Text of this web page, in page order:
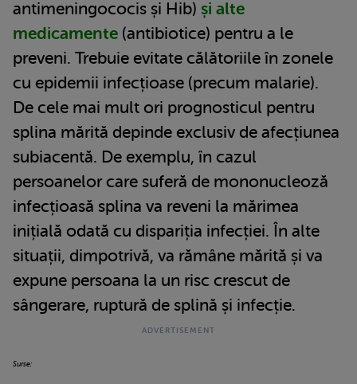
antimeningococis și Hib) și alte
medicamente (antibiotice) pentru a le
preveni. Trebuie evitate călătoriile în zonele
cu epidemii infecțioase (precum malarie).
De cele mai mult ori prognosticul pentru
splina mărită depinde exclusiv de afecțiunea
subiacentă. De exemplu, în cazul
persoanelor care suferă de mononucleoză
infecțioasă splina va reveni la mărimea
inițială odată cu dispariția infecției. În alte
situații, dimpotrivă, va rămâne mărită și va
expune persoana la un risc crescut de
sângerare, ruptură de splină și infecție.
Surse: